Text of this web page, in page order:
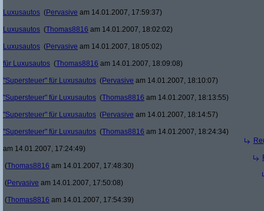
Luxusautos (Pervasive am 14.01.2007, 17:59:37)
Luxusautos (Thomas8816 am 14.01.2007, 18:02:02)
Luxusautos (Pervasive am 14.01.2007, 18:05:02)
für Luxusautos (Thomas8816 am 14.01.2007, 18:09:08)
"Supersteuer" für Luxusautos (Pervasive am 14.01.2007, 18:10:07)
"Supersteuer" für Luxusautos (Thomas8816 am 14.01.2007, 18:13:55)
"Supersteuer" für Luxusautos (Pervasive am 14.01.2007, 18:14:57)
"Supersteuer" für Luxusautos (Thomas8816 am 14.01.2007, 18:24:34)
am 14.01.2007, 17:24:49)
(Thomas8816 am 14.01.2007, 17:48:30)
(Pervasive am 14.01.2007, 17:50:08)
(Thomas8816 am 14.01.2007, 17:54:39)